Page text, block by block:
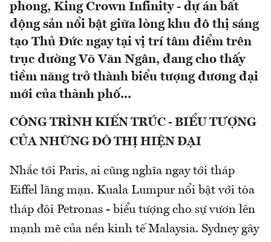
phong, King Crown Infinity - dự án bất
động sản nổi bật giữa lòng khu đô thị sáng
tạo Thủ Đức ngay tại vị trí tâm điểm trên
trục đường Võ Văn Ngân, đang cho thấy
tiềm năng trở thành biểu tượng đương đại
mới của thành phố...
CÔNG TRÌNH KIẾN TRÚC - BIỂU TƯỢNG
CỦA NHỮNG ĐÔ THỊ HIỆN ĐẠI
Nhắc tới Paris, ai cũng nghĩa ngay tới tháp
Eiffel lãng mạn. Kuala Lumpur nổi bật với tòa
tháp đôi Petronas - biểu tượng cho sự vươn lên
mạnh mẽ của nền kinh tế Malaysia. Sydney gây